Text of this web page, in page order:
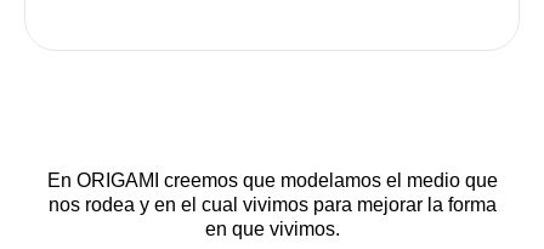
En ORIGAMI creemos que modelamos el medio que
nos rodea y en el cual vivimos para mejorar la forma
en que vivimos.